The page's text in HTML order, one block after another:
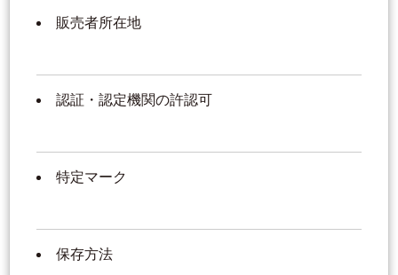
販売者所在地
認証・認定機関の許認可
特定マーク
保存方法